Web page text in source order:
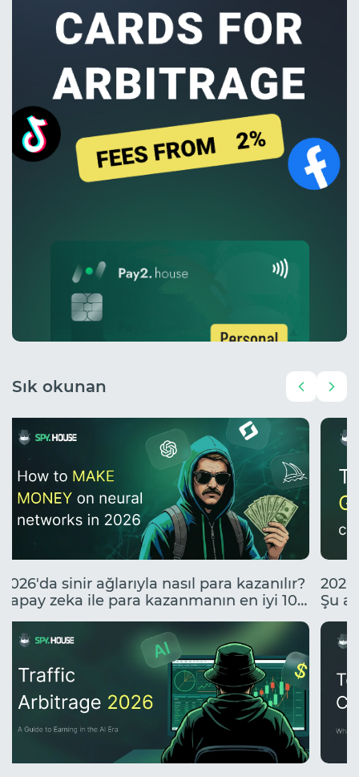
Sık okunan
2026'da sinir ağlarıyla nasıl para kazanılır?
Yapay zeka ile para kazanmanın en iyi 10
yolu.
Şu